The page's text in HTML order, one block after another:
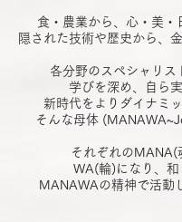
食・農業から、心・美・
隠された技術や歴史から、
各分野のスペシャリス
学びを深め、自ら実
新時代をよりダイナミ
そんな母体
それぞれのMANA(
WA(輪)になり、和
MANAWAの精神で活動